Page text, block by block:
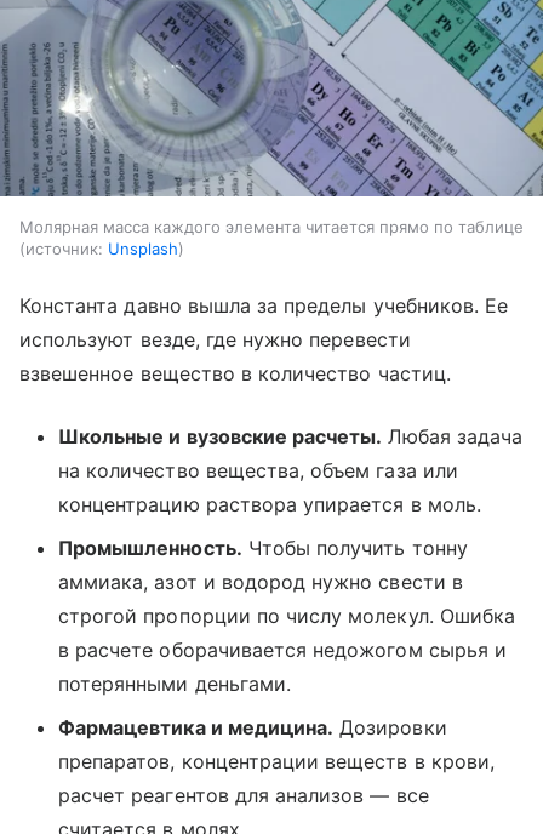
Молярная масса каждого элемента читается прямо по таблице
источник: Unsplash
Константа давно вышла за пределы учебников. Ее
используют везде, где нужно перевести
взвешенное вещество в количество частиц.
Школьные и вузовские расчеты. Любая задача
на количество вещества, объем газа или
концентрацию раствора упирается в моль.
Промышленность. Чтобы получить тонну
аммиака, азот и водород нужно свести в
строгой пропорции по числу молекул. Ошибка
в расчете оборачивается недожогом сырья и
потерянными деньгами.
Фармацевтика и медицина. Дозировки
препаратов, концентрации веществ в крови,
расчет реагентов для анализов — все